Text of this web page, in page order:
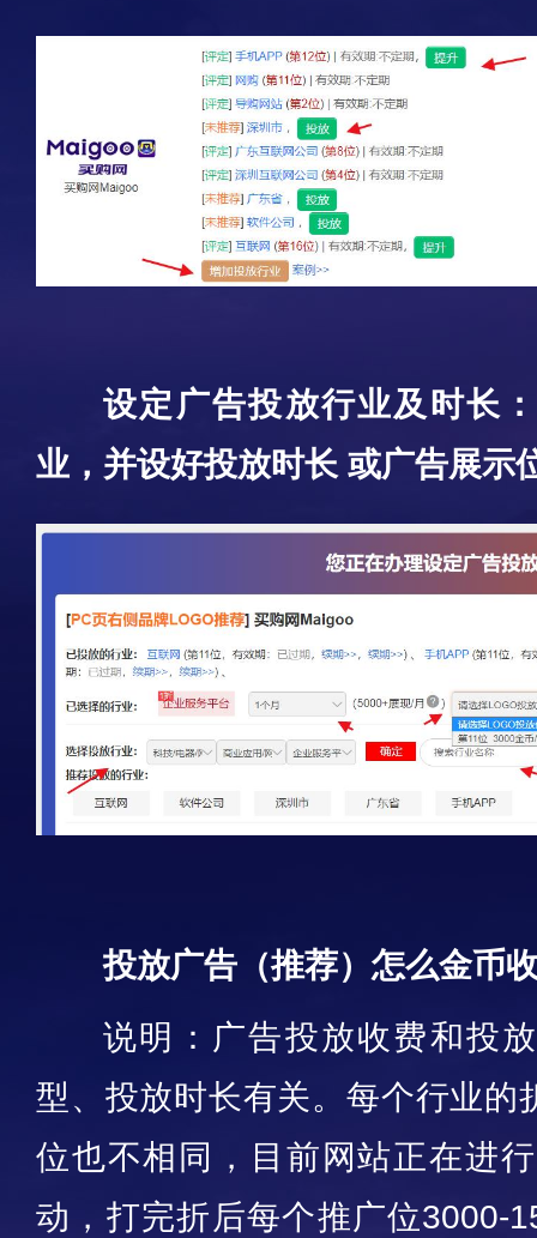
设定广告投放行业及时长
业，并设好投放时长 或广告展示
投放广告（推荐）怎么金币
说明：广告投放收费和投
型、投放时长有关。每个行业的
位也不相同，目前网站正在进
动，打完折后每个推广位3000-